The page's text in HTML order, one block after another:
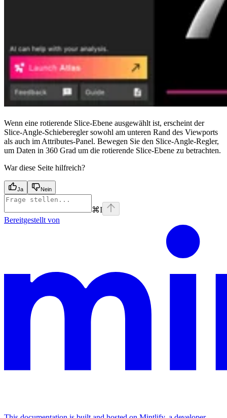
Wenn eine rotierende Slice-Ebene ausgewählt ist, erscheint der
Slice-Angle-Schieberegler sowohl am unteren Rand des Viewports
als auch im Attributes-Panel. Bewegen Sie den Slice-Angle-Regler,
um Daten in 360 Grad um die rotierende Slice-Ebene zu betrachten.
War diese Seite hilfreich?
Ja Nein
⌘I
Bereitgestellt von